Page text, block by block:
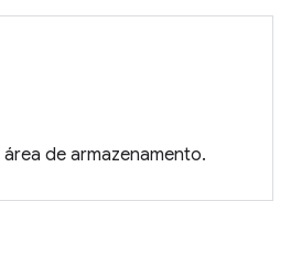
de armazenamento.